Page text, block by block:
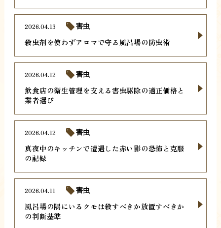
殺虫剤を使わずアロマで守る風呂場の防虫術
2026.04.13 害虫
飲食店の衛生管理を支える害虫駆除の適正価格と
業者選び
2026.04.12 害虫
真夜中のキッチンで遭遇した赤い影の恐怖と克服
の記録
2026.04.12 害虫
風呂場の隅にいるクモは殺すべきか放置すべきか
の判断基準
2026.04.11 害虫